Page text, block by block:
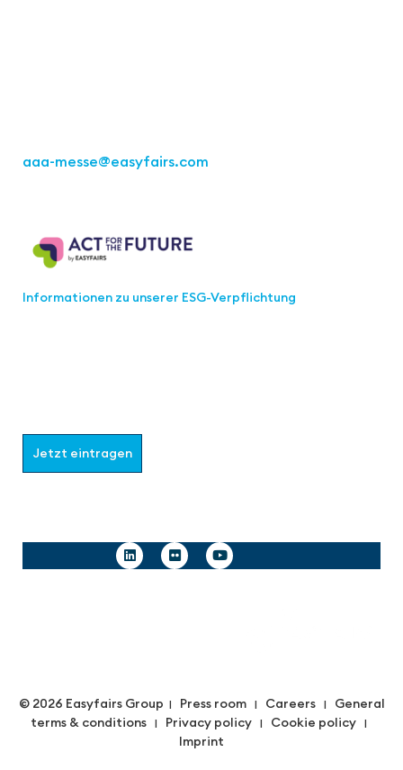
aaa-messe@easyfairs.com
Informationen zu unserer ESG-Verpflichtung
Jetzt eintragen
© 2026 Easyfairs Group | Press room| Careers| General
terms & conditions | Privacy policy | Cookie policy |
Imprint